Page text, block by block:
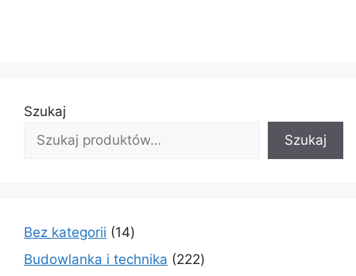
Szukaj
Szukaj
Bez kategorii 1414
produktów
Budowlanka i technika 222222